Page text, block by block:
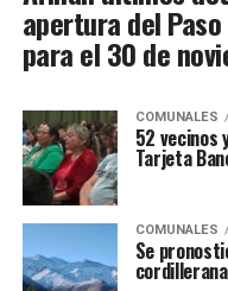
apertura del
para el 30 de
COMUNALES
52 vecinos
Tarjeta
COMUNALES
Se